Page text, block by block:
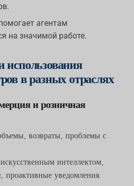
агентам
на значимой работе.
в разных отраслях
и розничная
возвраты, проблемы с
интеллектом,
проактивные уведомления.